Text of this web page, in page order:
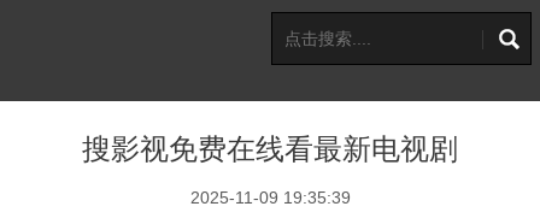
搜影视免费在线看最新电视剧
2025-11-09 19:35:39